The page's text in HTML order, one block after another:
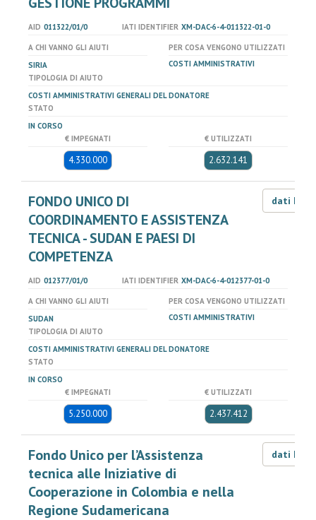
AID 011322/01/0 IATI IDENTIFIER XM-DAC-6-4-011322-01-0
A CHI VANNO GLI AIUTI
SIRIA
PER COSA VENGONO UTILIZZATI
COSTI AMMINISTRATIVI
TIPOLOGIA DI AIUTO
COSTI AMMINISTRATIVI GENERALI DEL DONATORE
STATO
IN CORSO
€ IMPEGNATI
4.330.000
€ UTILIZZATI
2.632.141
FONDO UNICO DI
COORDINAMENTO E ASSISTENZA
TECNICA - SUDAN E PAESI DI
COMPETENZA
dati LOD
AID 012377/01/0 IATI IDENTIFIER XM-DAC-6-4-012377-01-0
A CHI VANNO GLI AIUTI
SUDAN
PER COSA VENGONO UTILIZZATI
COSTI AMMINISTRATIVI
TIPOLOGIA DI AIUTO
COSTI AMMINISTRATIVI GENERALI DEL DONATORE
STATO
IN CORSO
€ IMPEGNATI
5.250.000
€ UTILIZZATI
2.437.412
Fondo Unico per l’Assistenza
tecnica alle Iniziative di
Cooperazione in Colombia e nella
Regione Sudamericana
dati LOD